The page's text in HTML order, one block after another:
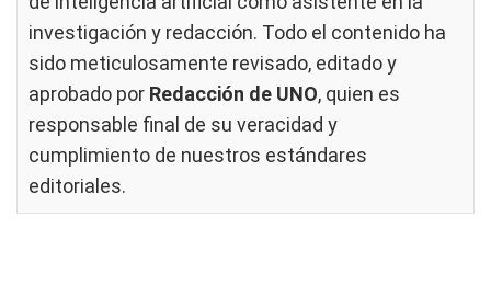
investigación y redacción. Todo el contenido ha
sido meticulosamente revisado, editado y
aprobado por Redacción de UNO, quien es
responsable final de su veracidad y
cumplimiento de nuestros estándares
editoriales.